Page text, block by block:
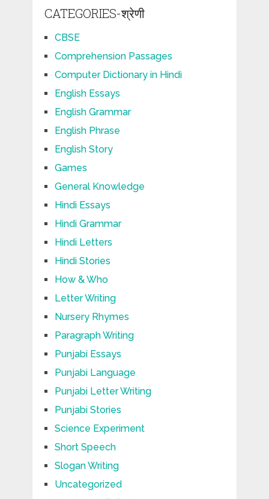
CATEGORIES-श्रेणी
CBSE
Comprehension Passages
Computer Dictionary in Hindi
English Essays
English Grammar
English Phrase
English Story
Games
General Knowledge
Hindi Essays
Hindi Grammar
Hindi Letters
Hindi Stories
How & Who
Letter Writing
Nursery Rhymes
Paragraph Writing
Punjabi Essays
Punjabi Language
Punjabi Letter Writing
Punjabi Stories
Science Experiment
Short Speech
Slogan Writing
Uncategorized